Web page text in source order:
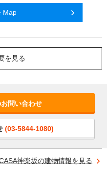
Map
を見る
問い合わせ
(03-5844-1080)
神楽坂の建物情報を見る